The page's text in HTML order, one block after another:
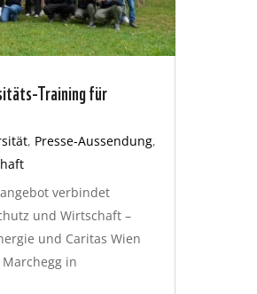
Training für
, Presse-Aussendung,
verbindet
und Wirtschaft –
und Caritas Wien
in